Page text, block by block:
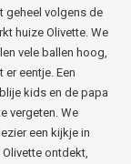
geheel volgens de
huize Olivette. We
vele ballen hoog,
er eentje. Een
kids en de papa
vergeten. We
een kijkje in
ontdekt,